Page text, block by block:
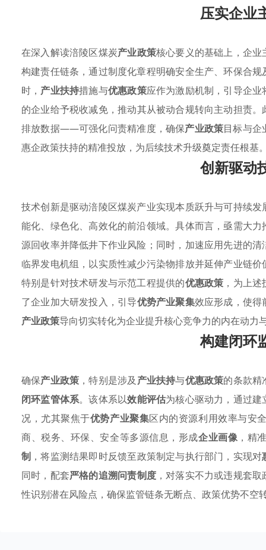
压实企业
在深入解读涪陵区煤炭产业政策核心要义的基础上，企
构建责任链条，通过制度化章程明确安全生产、环保合
时， 产业扶持措施与优惠政策应作为激励机制，引导企
的企业给予税收减免，推动其从被动合规转向主动担责
排放数据——可强化问责精准度，确保产业政策目标与企
惠企政策扶持的精准投放，为后续技术升级奠定责任根基
创新驱动
技术创新是驱动涪陵区煤炭产业实现本质跃升与可持续
能化、绿色化、高效化的前沿领域。具体而言，亟需大力
源回收率并降低井下作业风险；同时，加速应用先进的
临界发电机组，以实质性减少污染物排放并延伸产业链
特别是针对技术研发与示范工程提供的优惠政策 ，为上
了企业加大研发投入，引导优势产业聚集效应形成，使得
产业政策导向切实转化为企业提升核心竞争力的内在动力
构建闭环
确保产业政策 ，特别是涉及 产业扶持与优惠政策的条款精
闭环监管体系。该体系以效能评估为核心驱动力，通过建
况，尤其聚焦于优势产业聚集区内的资源利用效率与安
商、税务、环保、安全等多源信息，形成企业画像 ，精
制 ，将监测结果即时反馈至政策制定与执行部门，实现对
同时，配套严格的追溯问责制度，对落实不力或违规套
性识别潜在风险点，确保监管链条无断点、政策优势不空